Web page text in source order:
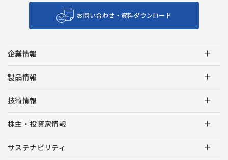
お問い合わせ・資料ダウンロード
企業情報
製品情報
技術情報
株主・投資家情報
サステナビリティ